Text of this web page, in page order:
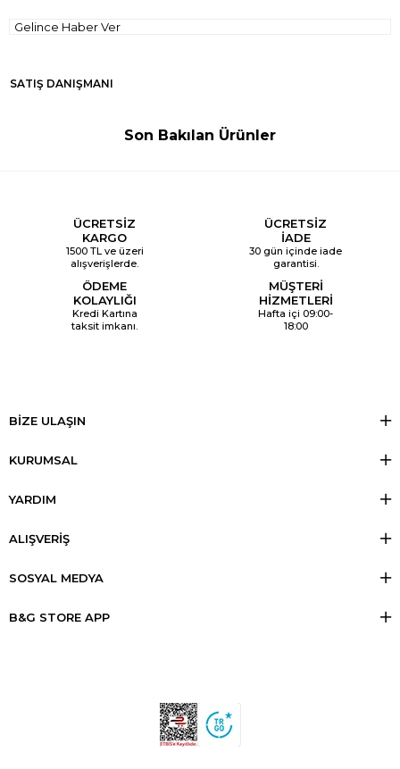
Gelince Haber Ver
SATIŞ DANIŞMANI
Son Bakılan Ürünler
ÜCRETSİZ
KARGO
1500 TL ve üzeri
alışverişlerde.
ÜCRETSİZ
İADE
30 gün içinde iade
garantisi.
ÖDEME
KOLAYLIĞI
Kredi Kartına
taksit imkanı.
MÜŞTERİ
HİZMETLERİ
Hafta içi 09:00-
18:00
BİZE ULAŞIN
KURUMSAL
YARDIM
ALIŞVERİŞ
SOSYAL MEDYA
B&G STORE APP